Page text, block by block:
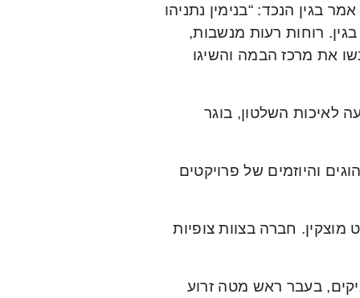
בגין הנכד: “בנימין נתניהו
רוחות רעות מנשבות,
את מרכז הבמה והשיגו
לאיכות השלטון, בוגר
גן – בעברו טייס קרב ומפקד טייסת 69. מההוגים והיוזמים של פרויקטים
חברה בצוות צופיות
בעבר ראש מטה זרוע